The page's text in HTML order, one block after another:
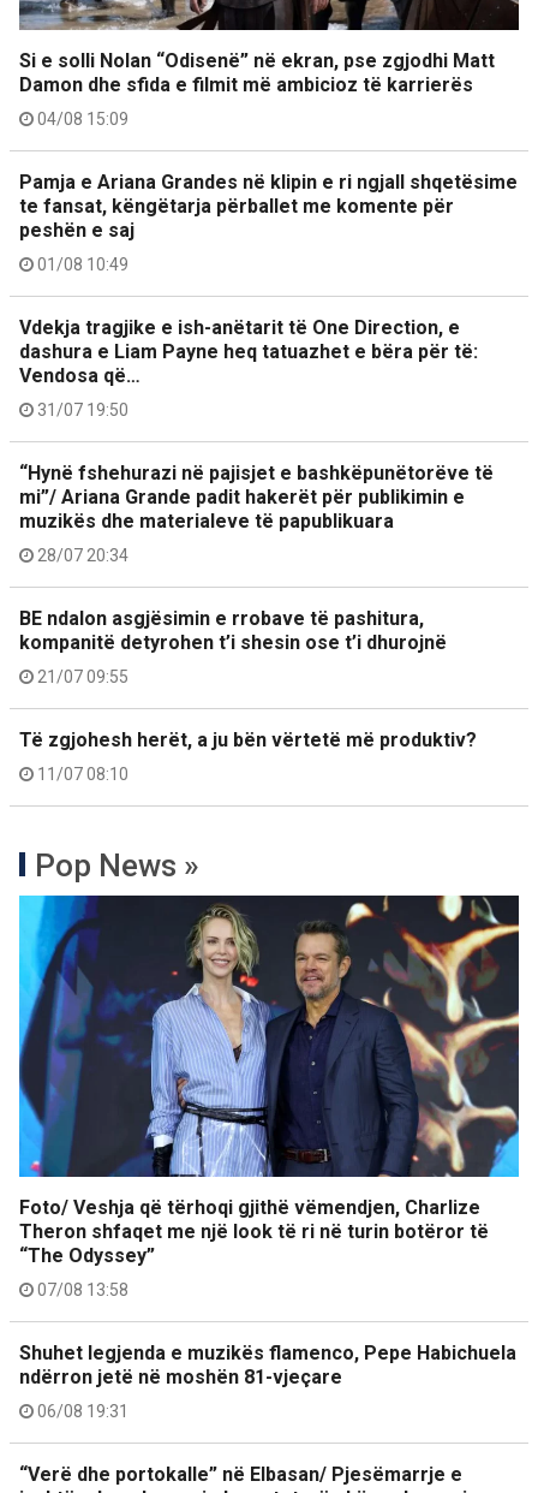
Si e solli Nolan “Odisenë” në ekran, pse zgjodhi Matt
Damon dhe sfida e filmit më ambicioz të karrierës
04/08 15:09
Pamja e Ariana Grandes në klipin e ri ngjall shqetësime
te fansat, këngëtarja përballet me komente për
peshën e saj
01/08 10:49
Vdekja tragjike e ish-anëtarit të One Direction, e
dashura e Liam Payne heq tatuazhet e bëra për të:
Vendosa që…
31/07 19:50
“Hynë fshehurazi në pajisjet e bashkëpunëtorëve të
mi”/ Ariana Grande padit hakerët për publikimin e
muzikës dhe materialeve të papublikuara
28/07 20:34
BE ndalon asgjësimin e rrobave të pashitura,
kompanitë detyrohen t’i shesin ose t’i dhurojnë
21/07 09:55
Të zgjohesh herët, a ju bën vërtetë më produktiv?
11/07 08:10
Pop News »
Foto/ Veshja që tërhoqi gjithë vëmendjen, Charlize
Theron shfaqet me një look të ri në turin botëror të
“The Odyssey”
07/08 13:58
Shuhet legjenda e muzikës flamenco, Pepe Habichuela
ndërron jetë në moshën 81-vjeçare
06/08 19:31
“Verë dhe portokalle” në Elbasan/ Pjesëmarrje e